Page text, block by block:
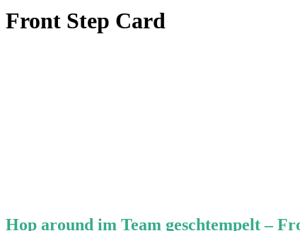
Front Step Card
Hop around im Team geschtempelt –